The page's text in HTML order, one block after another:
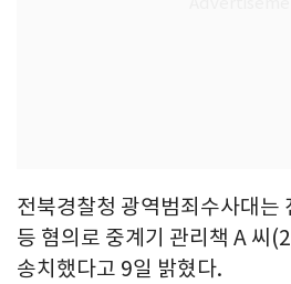
전북경찰청 광역범죄수사대는
등 혐의로 중계기 관리책 A 씨
송치했다고 9일 밝혔다.